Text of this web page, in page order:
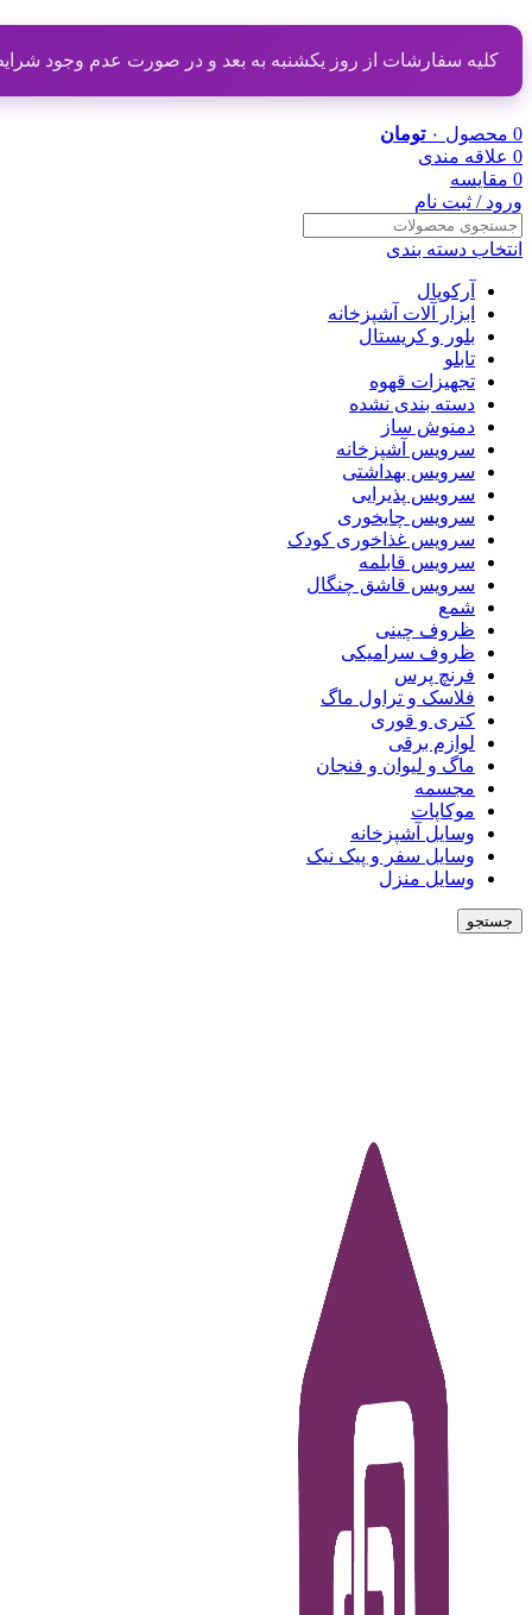
کلیه سفارشات از روز یکشنبه به بعد و در صورت عدم وجود شرایط مناسب از تاریخ ۲۰
0 محصول ۰ تومان
0 علاقه مندی
0 مقایسه
ورود / ثبت نام
انتخاب دسته بندی
آرکوپال
ابزار آلات آشپزخانه
بلور و کریستال
تابلو
تجهیزات قهوه
دسته بندی نشده
دمنوش ساز
سرویس آشپزخانه
سرویس بهداشتی
سرویس پذیرایی
سرویس چایخوری
سرویس غذاخوری کودک
سرویس قابلمه
سرویس قاشق چنگال
شمع
ظروف چینی
ظروف سرامیکی
فرنچ پرس
فلاسک و تراول ماگ
کتری و قوری
لوازم برقی
ماگ و لیوان و فنجان
مجسمه
موکاپات
وسایل آشپزخانه
وسایل سفر و پیک نیک
وسایل منزل
جستجو